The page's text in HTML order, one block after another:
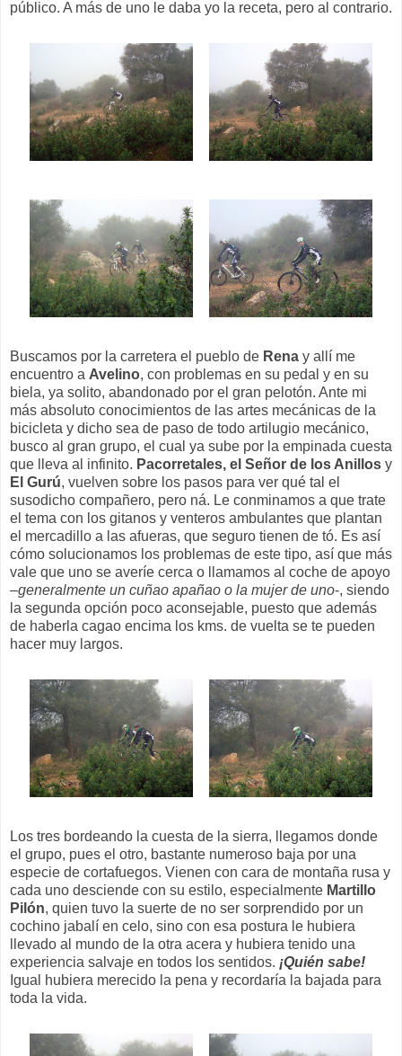
público. A más de uno le daba yo la receta, pero al contrario.
Buscamos por la carretera el pueblo de Rena y allí me
encuentro a Avelino, con problemas en su pedal y en su
biela, ya solito, abandonado por el gran pelotón. Ante mi
más absoluto conocimientos de las artes mecánicas de la
bicicleta y dicho sea de paso de todo artilugio mecánico,
busco al gran grupo, el cual ya sube por la empinada cuesta
que lleva al infinito. Pacorretales, el Señor de los Anillos y
El Gurú, vuelven sobre los pasos para ver qué tal el
susodicho compañero, pero ná. Le conminamos a que trate
el tema con los gitanos y venteros ambulantes que plantan
el mercadillo a las afueras, que seguro tienen de tó. Es así
cómo solucionamos los problemas de este tipo, así que más
vale que uno se averíe cerca o llamamos al coche de apoyo
–generalmente un cuñao apañao o la mujer de uno-, siendo
la segunda opción poco aconsejable, puesto que además
de haberla cagao encima los kms. de vuelta se te pueden
hacer muy largos.
Los tres bordeando la cuesta de la sierra, llegamos donde
el grupo, pues el otro, bastante numeroso baja por una
especie de cortafuegos. Vienen con cara de montaña rusa y
cada uno desciende con su estilo, especialmente Martillo
Pilón, quien tuvo la suerte de no ser sorprendido por un
cochino jabalí en celo, sino con esa postura le hubiera
llevado al mundo de la otra acera y hubiera tenido una
experiencia salvaje en todos los sentidos. ¡Quién sabe!
Igual hubiera merecido la pena y recordaría la bajada para
toda la vida.